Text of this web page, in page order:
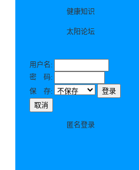
健康知识
太阳论坛
用户名:
密 码:
保 存:
匿名登录